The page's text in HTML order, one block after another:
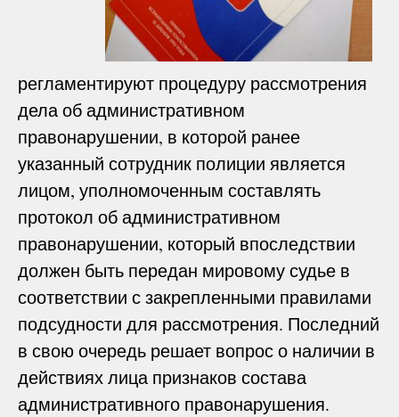
регламентируют процедуру рассмотрения
дела об административном
правонарушении, в которой ранее
указанный сотрудник полиции является
лицом, уполномоченным составлять
протокол об административном
правонарушении, который впоследствии
должен быть передан мировому судье в
соответствии с закрепленными правилами
подсудности для рассмотрения. Последний
в свою очередь решает вопрос о наличии в
действиях лица признаков состава
административного правонарушения.